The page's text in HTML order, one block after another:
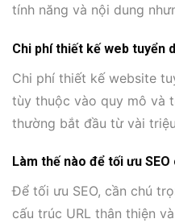
tính năng và nội dung
Chi phí thiết kế web tuyển
Chi phí thiết kế website
tùy thuộc vào quy mô và
thường bắt đầu từ vài
Làm thế nào để tối ưu
Để tối ưu SEO, cần chú
cấu trúc URL thân thiện